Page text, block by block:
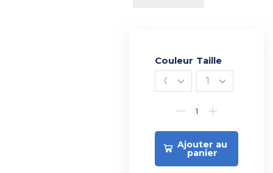
Couleur Taille
Ajouter au
panier
Alternative: